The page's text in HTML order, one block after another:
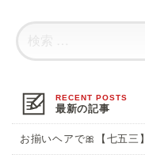
最新の記事
お揃いヘアで🎀【七五三】